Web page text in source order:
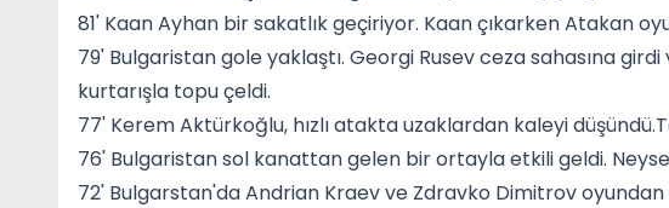
81' Kaan Ayhan bir sakatlık geçiriyor. Kaan çıkarken Atakan
79' Bulgaristan gole yaklaştı. Georgi Rusev ceza sahasına
kurtarışla topu çeldi.
77' Kerem Aktürkoğlu, hızlı atakta uzaklardan kaleyi
76' Bulgaristan sol kanattan gelen bir ortayla etkili geldi.
72' Bulgarstan'da Andrian Kraev ve Zdravko Dimitrov